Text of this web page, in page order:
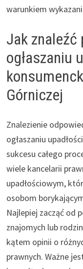
warunkiem
Jak znaleźć
ogłaszaniu
Górniczej
Znalezienie
ogłaszaniu
sukcesu całego
wiele kancelarii
upadłościowym,
osobom
Najlepiej zacząć od
znajomych lub
kątem opinii o
prawnych. Ważne